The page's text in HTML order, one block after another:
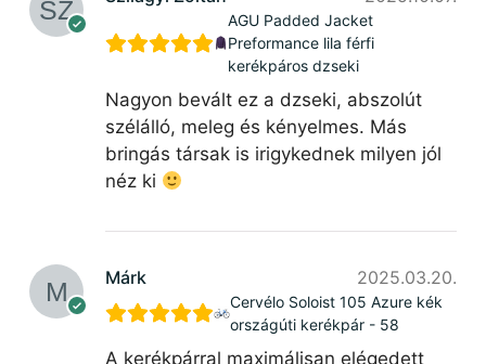
AGU Padded Jacket
Preformance lila férfi
kerékpáros dzseki
Nagyon bevált ez a dzseki, abszolút
szélálló, meleg és kényelmes. Más
bringás társak is irigykednek milyen jól
néz ki
Márk 2025.03.20.
Cervélo Soloist 105 Azure kék
országúti kerékpár - 58
A kerékpárral maximálisan elégedett